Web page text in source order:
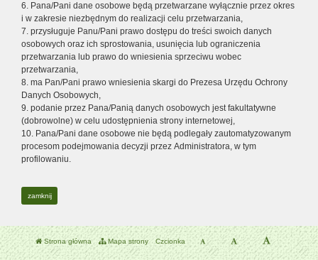
6. Pana/Pani dane osobowe będą przetwarzane wyłącznie przez okres
i w zakresie niezbędnym do realizacji celu przetwarzania,
7. przysługuje Panu/Pani prawo dostępu do treści swoich danych
osobowych oraz ich sprostowania, usunięcia lub ograniczenia
przetwarzania lub prawo do wniesienia sprzeciwu wobec
przetwarzania,
8. ma Pan/Pani prawo wniesienia skargi do Prezesa Urzędu Ochrony
Danych Osobowych,
9. podanie przez Pana/Panią danych osobowych jest fakultatywne
(dobrowolne) w celu udostępnienia strony internetowej,
10. Pana/Pani dane osobowe nie będą podlegały zautomatyzowanym
procesom podejmowania decyzji przez Administratora, w tym
profilowaniu.
zamknij
Strona główna Mapa strony Czcionka